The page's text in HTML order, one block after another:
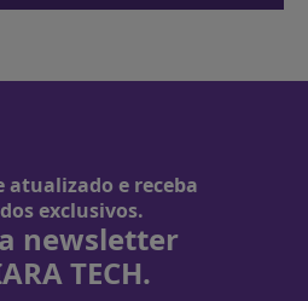
atualizado e receba
exclusivos.
newsletter
TECH.